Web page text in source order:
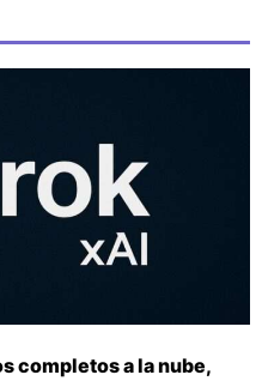
completos a la nube,